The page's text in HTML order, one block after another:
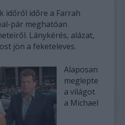
időről időre a Farrah
pár meghatóan
Lánykérés, alázat,
jön a feketeleves.
Alaposan
meglepte
a világot
a Michael